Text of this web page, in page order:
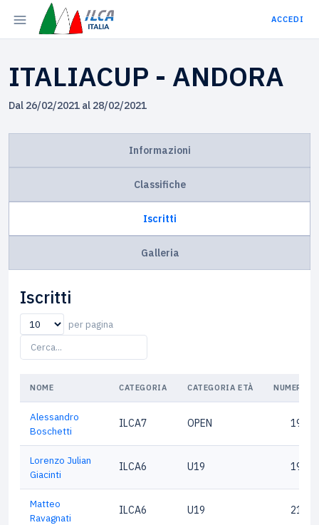
ACCEDI
ITALIACUP - ANDORA
Dal 26/02/2021 al 28/02/2021
Informazioni
Classifiche
Iscritti
Galleria
Iscritti
per pagina
NOME CATEGORIA CATEGORIA ETÀ NUMERO
Alessandro
Boschetti
ILCA7 OPEN
Lorenzo Julian
Giacinti
ILCA6 U19
Matteo
Ravagnati
ILCA6 U19